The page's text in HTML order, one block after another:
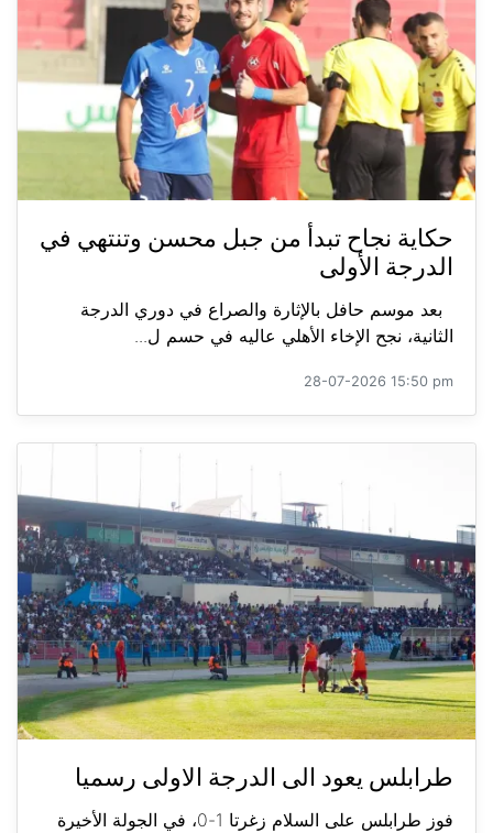
حكاية نجاح تبدأ من جبل محسن وتنتهي في
الدرجة الأولى
بعد موسم حافل بالإثارة والصراع في دوري الدرجة
الثانية، نجح الإخاء الأهلي عاليه في حسم ل...
28-07-2026 15:50 pm
طرابلس يعود الى الدرجة الاولى رسميا
فوز طرابلس على السلام زغرتا 1-0، في الجولة الأخيرة